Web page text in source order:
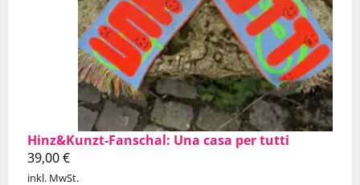
Hinz&Kunzt-Fanschal: Una casa per tutti
39,00€
inkl. MwSt.